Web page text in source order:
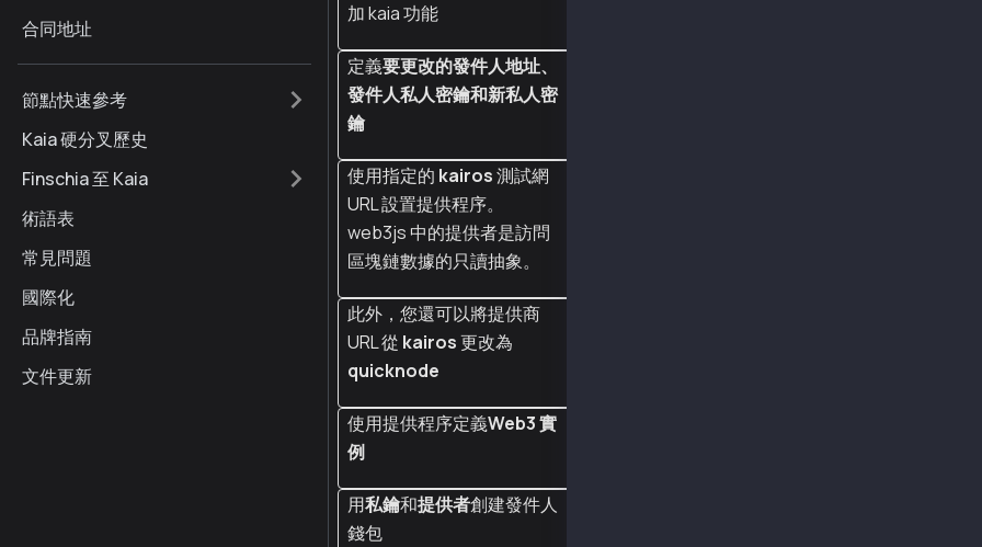
合同地址
節點快速參考
Kaia 硬分叉歷史
Finschia 至 Kaia
術語表
常見問題
國際化
品牌指南
文件更新
加 kaia 功能
定義要更改的發件人地址、
發件人私人密鑰和新私人密
鑰
使用指定的 kairos測試網
URL 設置提供程序。
web3js 中的提供者是訪問
區塊鏈數據的只讀抽象。
此外，您還可以將提供商
URL 從 kairos更改為
quicknode
使用提供程序定義Web3 實
例
用私鑰和提供者創建發件人
錢包